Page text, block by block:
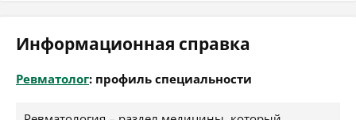
Информационная справка
Ревматолог: профиль специальности